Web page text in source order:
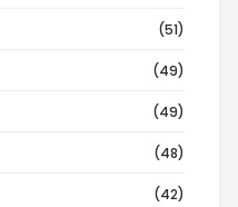
(51)
(49)
(49)
(48)
(42)